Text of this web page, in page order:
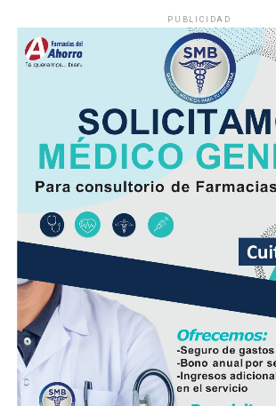
beneficio a la población para fortalecer
y el desarrollo de las familias.
Asimismo, se informa a las personas
entregas continuarán los días jueves 6 y
agosto, de acuerdo con las sedes,
que previamente fueron difundidos a
canales oficiales del DIF, cuya
compromiso de trabajar de manera
ciudadanía, demostrando con trabajo,
hechos que unidos hacemos de Fortín
PUBLICIDAD